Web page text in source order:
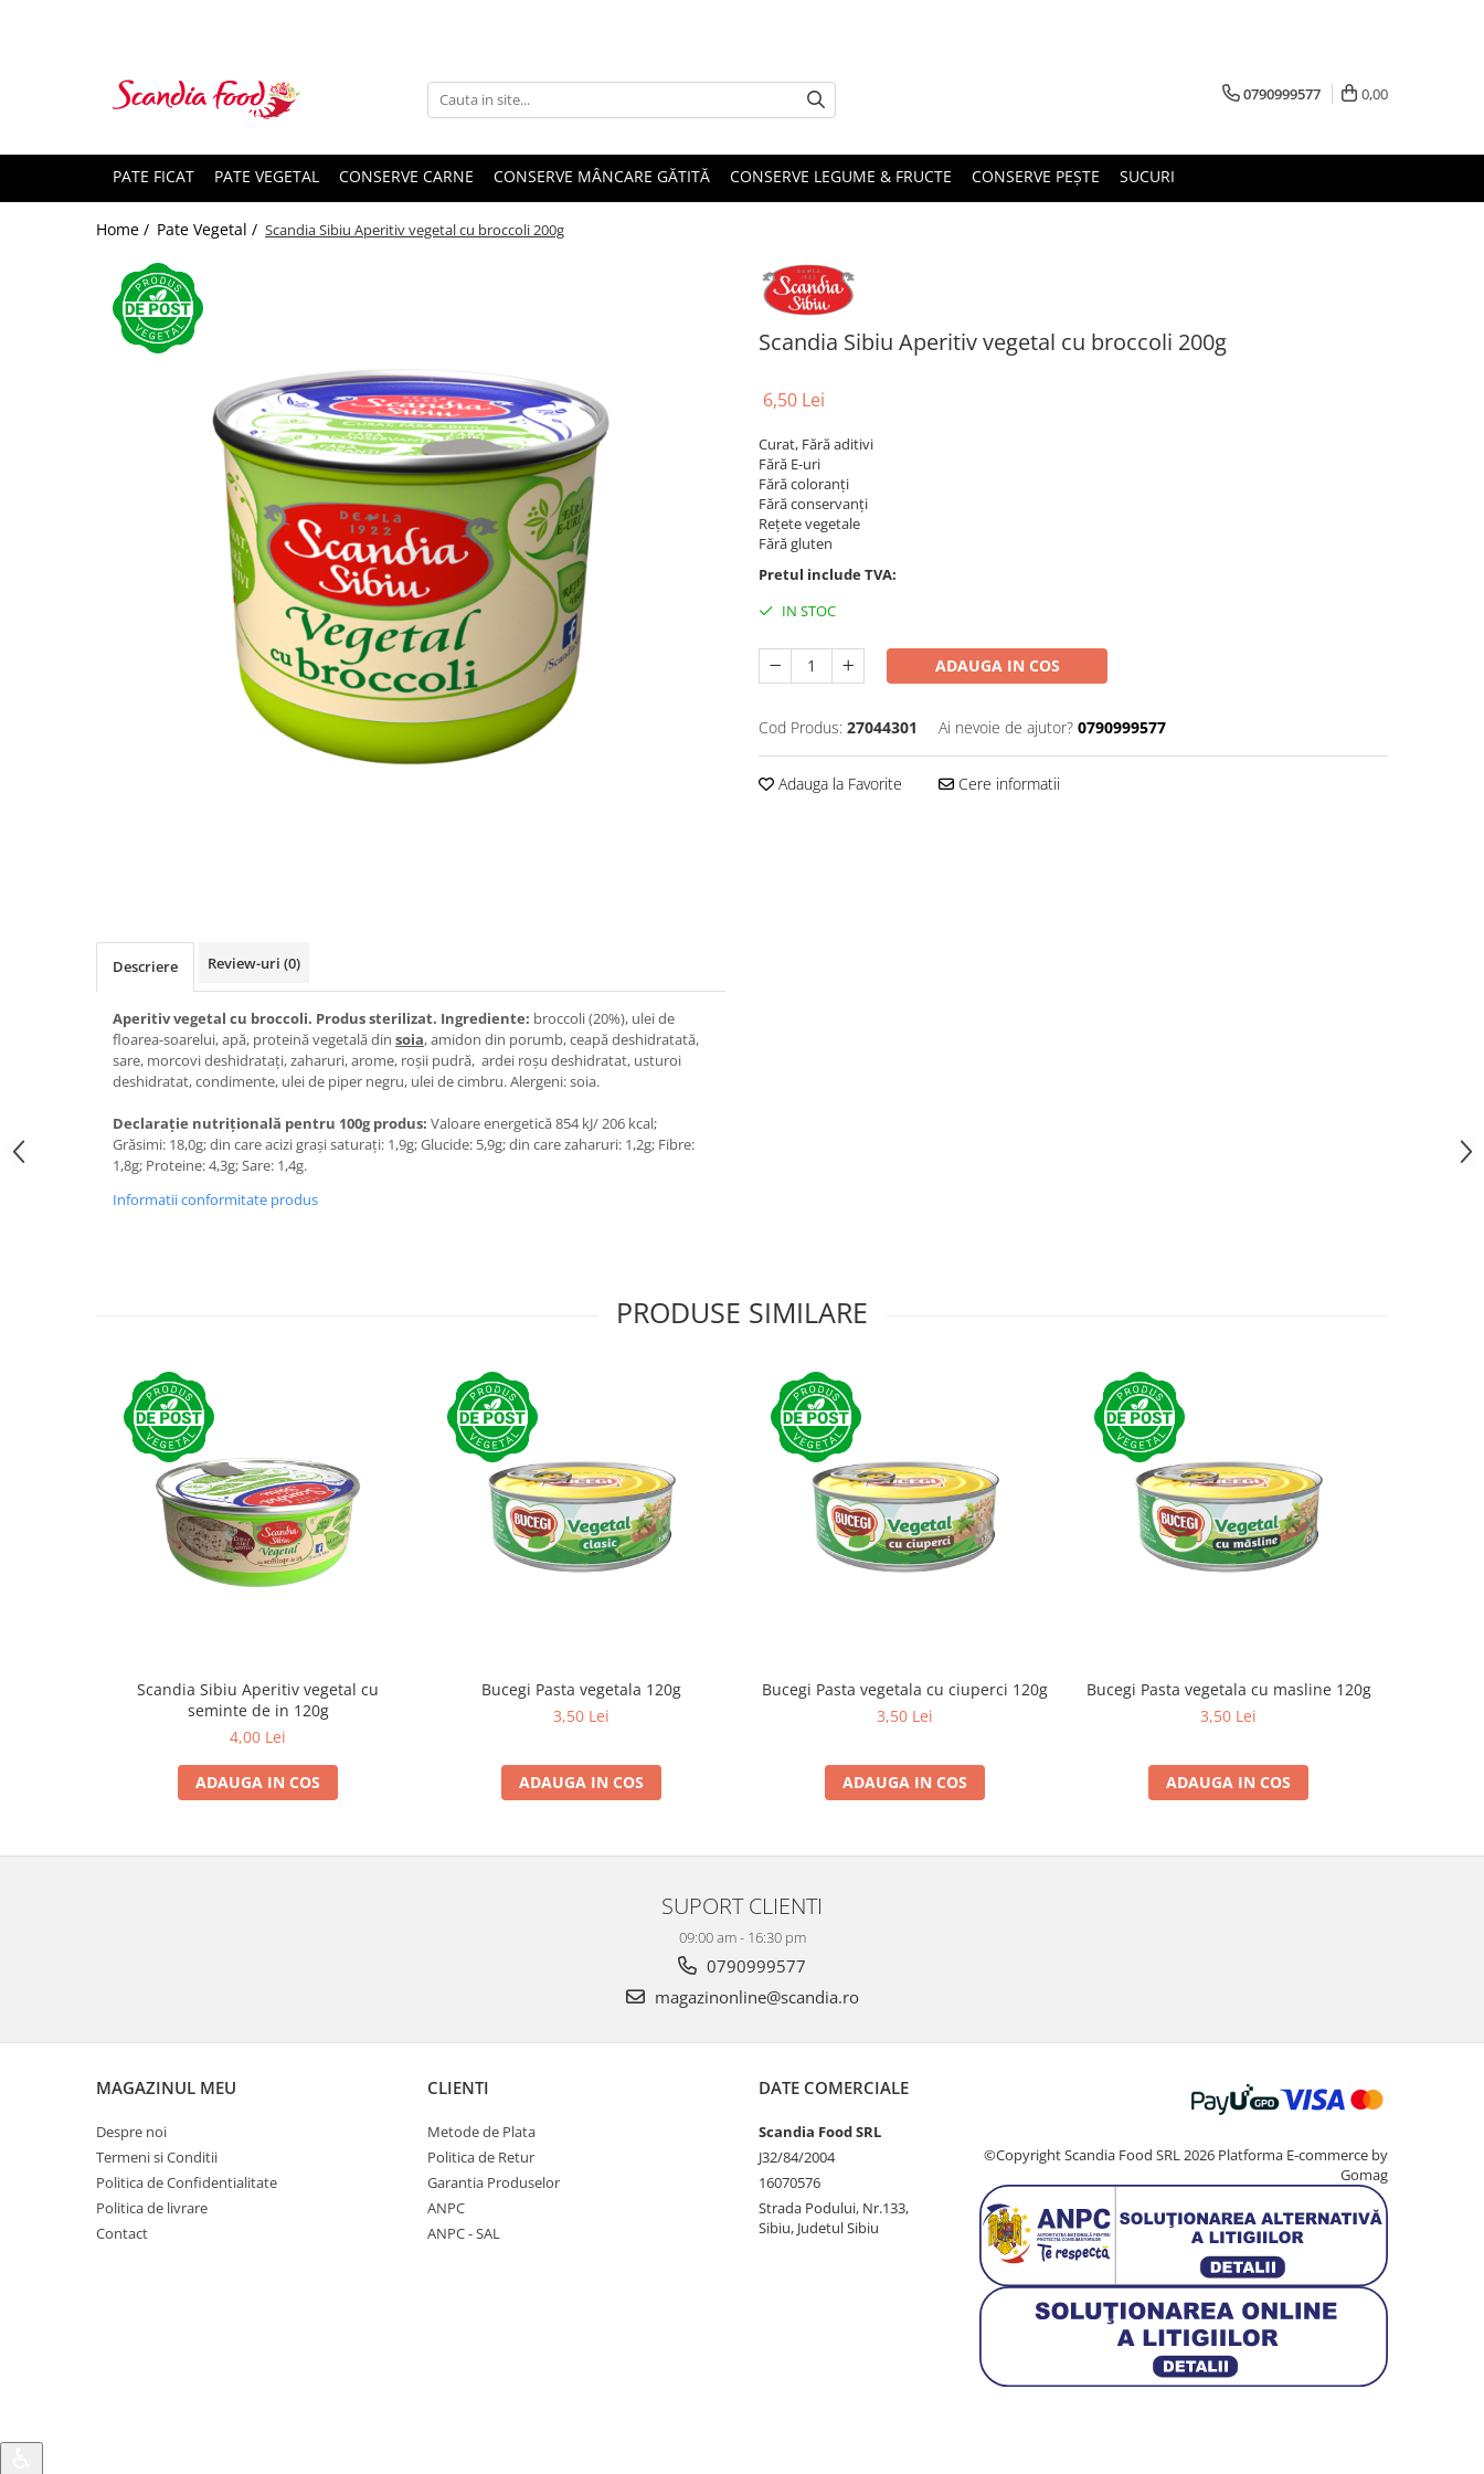
0790999577 0,00
PATE FICAT PATE VEGETAL CONSERVE CARNE CONSERVE MÂNCARE GĂTITĂ CONSERVE LEGUME & FRUCTE CONSERVE PEȘTE SUCURI
Home / Pate Vegetal / Scandia Sibiu Aperitiv vegetal cu broccoli 200g
Scandia Sibiu Aperitiv vegetal cu broccoli 200g
6,50 Lei
Curat, Fără aditivi
Fără E-uri
Fără coloranți
Fără conservanți
Rețete vegetale
Fără gluten
Pretul include TVA:
IN STOC
ADAUGA IN COS
Cod Produs: 27044301 Ai nevoie de ajutor? 0790999577
Adauga la Favorite Cere informatii
Descriere Review-uri (0)
Aperitiv vegetal cu broccoli. Produs sterilizat. Ingrediente: broccoli (20%), ulei de
floarea-soarelui, apă, proteină vegetală din soia, amidon din porumb, ceapă deshidratată,
sare, morcovi deshidratați, zaharuri, arome, roșii pudră, ardei roșu deshidratat, usturoi
deshidratat, condimente, ulei de piper negru, ulei de cimbru. Alergeni: soia.
Declarație nutrițională pentru 100g produs: Valoare energetică 854 kJ/ 206 kcal;
Grăsimi: 18,0g; din care acizi grași saturați: 1,9g; Glucide: 5,9g; din care zaharuri: 1,2g; Fibre:
1,8g; Proteine: 4,3g; Sare: 1,4g.
Informatii conformitate produs
PRODUSE SIMILARE
Scandia Sibiu Aperitiv vegetal cu
seminte de in 120g
4,00 Lei
ADAUGA IN COS
Bucegi Pasta vegetala 120g
3,50 Lei
ADAUGA IN COS
Bucegi Pasta vegetala cu ciuperci 120g
3,50 Lei
ADAUGA IN COS
Bucegi Pasta vegetala cu masline 120g
3,50 Lei
ADAUGA IN COS
SUPORT CLIENTI
09:00 am - 16:30 pm
0790999577
magazinonline@scandia.ro
MAGAZINUL MEU
Despre noi
Termeni si Conditii
Politica de Confidentialitate
Politica de livrare
Contact
CLIENTI
Metode de Plata
Politica de Retur
Garantia Produselor
ANPC
ANPC - SAL
DATE COMERCIALE
Scandia Food SRL
J32/84/2004
16070576
Strada Podului, Nr.133,
Sibiu, Judetul Sibiu
©Copyright Scandia Food SRL 2026 Platforma E-commerce by
Gomag